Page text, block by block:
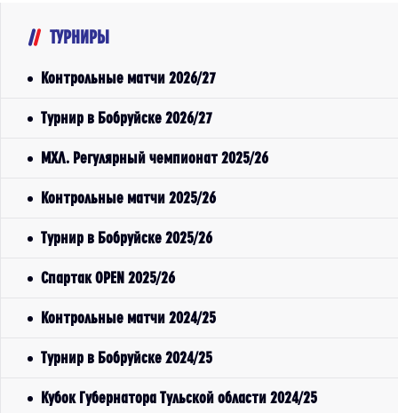
ТУРНИРЫ
Контрольные матчи 2026/27
Турнир в Бобруйске 2026/27
МХЛ. Регулярный чемпионат 2025/26
Контрольные матчи 2025/26
Турнир в Бобруйске 2025/26
Спартак OPEN 2025/26
Контрольные матчи 2024/25
Турнир в Бобруйске 2024/25
Кубок Губернатора Тульской области 2024/25